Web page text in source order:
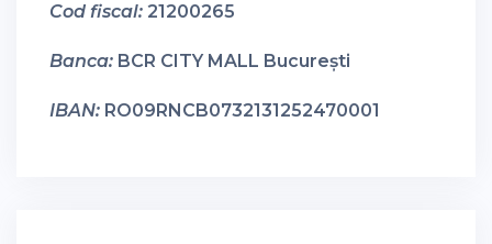
Cod fiscal: 21200265
Banca: BCR CITY MALL București
IBAN: RO09RNCB0732131252470001